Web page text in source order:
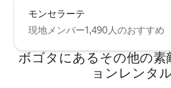
モンセラーテ
現地メンバー1,490人のおすすめ
ボゴタにあるその他の素
ョンレンタ